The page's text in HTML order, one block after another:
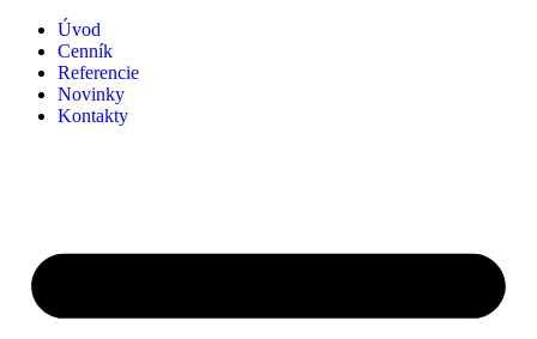
Preskočiť
obsah
Úvod
Cenník
Referencie
Novinky
Kontakty